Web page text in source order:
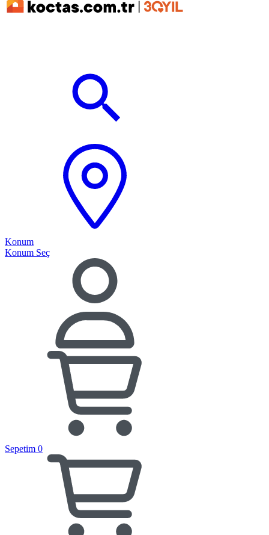
Konum
Konum Seç
Sepetim 0